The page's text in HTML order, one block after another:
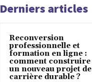
Derniers articles
Reconversion
professionnelle et
formation en ligne :
comment construire
un nouveau projet de
carrière durable ?